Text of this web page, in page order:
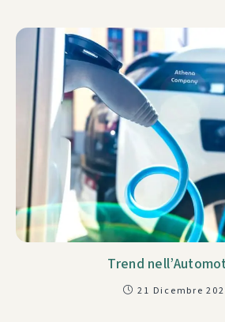
Trend
21 Dicembre